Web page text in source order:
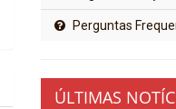
Perguntas
ÚLTIMAS